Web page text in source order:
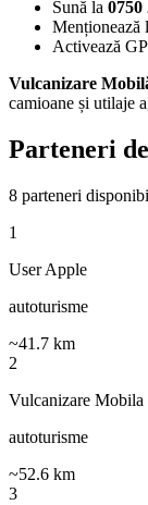
Sună la 0750
Menționează
Activează
Vulcanizare
camioane și utilaje
Parteneri
8 parteneri
1
User Apple
autoturisme
~41.7 km
2
Vulcanizare Mobila
autoturisme
~52.6 km
3